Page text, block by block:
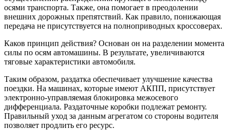
осями транспорта. Также, она помогает в преодолении
внешних дорожных препятствий. Как правило, понижающая
передача не присутствуется на полноприводных кроссоверах.
Каков принцип действия? Основан он на разделении момента
силы по осям автомашины. В результате, увеличиваются
тяговые характеристики автомобиля.
Таким образом, раздатка обеспечивает улучшение качества
поездки. На машинах, которые имеют АКПП, присутствует
электронно-управляемая блокировка межосевого
дифференциала. Раздаточные коробки подлежат ремонту.
Правильный уход за данным агрегатом со стороны водителя
позволяет продлить его ресурс.